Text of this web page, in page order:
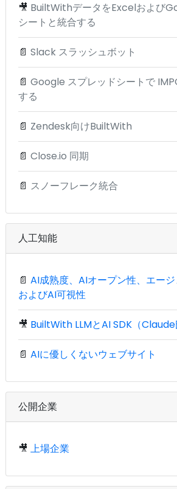
🎥 BuiltWithデータをExcelおよび
シートと統合する
📄 Slack スラッシュボット
📄 Google スプレッドシートで
する
📄 Zendesk向けBuiltWith
📄 Close.io 同期
📄 スノーフレーク統合
人工知能
📄 AI成熟度、AIオープン性、エージ
およびAI可視性
🎥 BuiltWith LLMとAI SDK（Claude
📄 AIに優しくないウェブサイト
公開企業
🎥 上場企業